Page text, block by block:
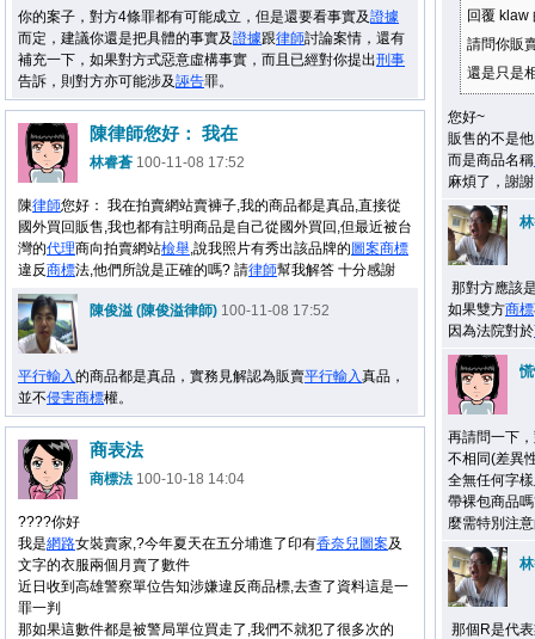
回覆 klaw
請問你販
還是只是
您好~
販售的不是
而是商品名稱
麻煩了，謝謝
那對方應該
如果雙方商標
因為法院對於
再請問一下
不相同(差異
全無任何字
帶裸包商品
麼需特別注
那個R是代
你的案子，對方4條罪都有可能成立，但是還要看事實及證據
而定，建議你還是把具體的事實及證據跟律師討論案情，還有
補充一下，如果對方式惡意虛構事實，而且已經對你提出刑事
告訴，則對方亦可能涉及誣告罪。
陳律師您好： 我在
林睿蒼 100-11-08 17:52
陳律師您好： 我在拍賣網站賣褲子,我的商品都是真品,直接從
國外買回販售,我也都有註明商品是自己從國外買回,但最近被台
灣的代理商向拍賣網站檢舉,說我照片有秀出該品牌的 圖案商標
違反商標法,他們所說是正確的嗎? 請律師幫我解答 十分感謝
陳俊溢 (陳俊溢律師) 100-11-08 17:52
平行輸入的商品都是真品，實務見解認為販賣平行輸入真品，
並不侵害商標權。
商表法
商標法 100-10-18 14:04
????你好
我是網路女裝賣家,?今年夏天在五分埔進了印有香奈兒圖案及
文字的衣服兩個月賣了數件
近日收到高雄警察單位告知涉嫌違反商品標,去查了資料這是一
罪一判
那如果這數件都是被警局單位買走了,我們不就犯了很多次的